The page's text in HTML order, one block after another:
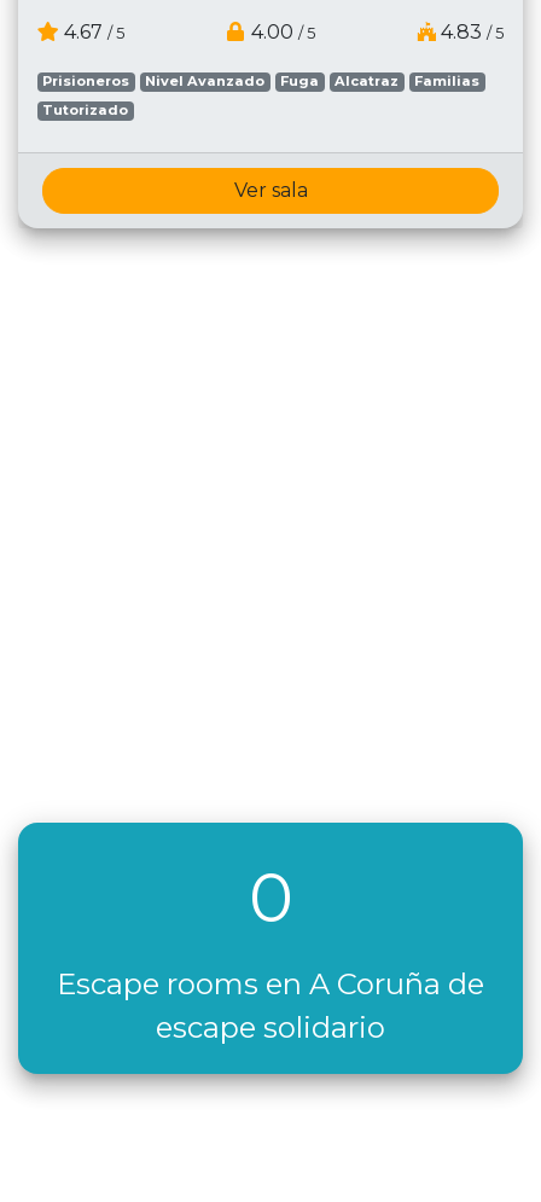
4.67 / 5 4.00 / 5 4.83 / 5
Prisioneros Nivel Avanzado Fuga Alcatraz
Familias
Tutorizado
Ver sala
0
Escape rooms en A Coruña de
escape solidario